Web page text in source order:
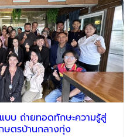
บบ ถ่ายทอดทักษะความรู้สู่
ตรบ้านกลางทุ่ง